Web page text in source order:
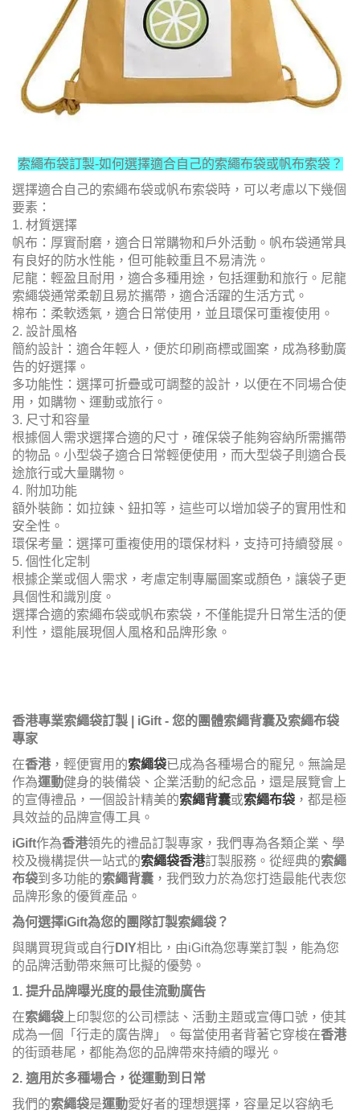
索繩布袋訂製-如何選擇適合自己的索繩布袋或帆布索袋？
選擇適合自己的索繩布袋或帆布索袋時，可以考慮以下幾個
要素：
1. 材質選擇
帆布：厚實耐磨，適合日常購物和戶外活動。帆布袋通常具
有良好的防水性能，但可能較重且不易清洗。
尼龍：輕盈且耐用，適合多種用途，包括運動和旅行。尼龍
索繩袋通常柔韌且易於攜帶，適合活躍的生活方式。
棉布：柔軟透氣，適合日常使用，並且環保可重複使用。
2. 設計風格
簡約設計：適合年輕人，便於印刷商標或圖案，成為移動廣
告的好選擇。
多功能性：選擇可折疊或可調整的設計，以便在不同場合使
用，如購物、運動或旅行。
3. 尺寸和容量
根據個人需求選擇合適的尺寸，確保袋子能夠容納所需攜帶
的物品。小型袋子適合日常輕便使用，而大型袋子則適合長
途旅行或大量購物。
4. 附加功能
額外裝飾：如拉鍊、鈕扣等，這些可以增加袋子的實用性和
安全性。
環保考量：選擇可重複使用的環保材料，支持可持續發展。
5. 個性化定制
根據企業或個人需求，考慮定制專屬圖案或顏色，讓袋子更
具個性和識別度。
選擇合適的索繩布袋或帆布索袋，不僅能提升日常生活的便
利性，還能展現個人風格和品牌形象。
香港專業索繩袋訂製 | iGift - 您的團體索繩背囊及索繩布袋
專家
在香港，輕便實用的索繩袋已成為各種場合的寵兒。無論是
作為運動健身的裝備袋、企業活動的紀念品，還是展覽會上
的宣傳禮品，一個設計精美的索繩背囊或索繩布袋 ，都是極
具效益的品牌宣傳工具。
iGift作為香港領先的禮品訂製專家，我們專為各類企業、學
校及機構提供一站式的索繩袋香港訂製服務。從經典的索繩
布袋到多功能的索繩背囊 ，我們致力於為您打造最能代表您
品牌形象的優質產品。
為何選擇iGift為您的團隊訂製索繩袋？
與購買現貨或自行DIY相比，由iGift為您專業訂製，能為您
的品牌活動帶來無可比擬的優勢。
1. 提升品牌曝光度的最佳流動廣告
在索繩袋 上印製您的公司標誌、活動主題或宣傳口號，使其
成為一個「行走的廣告牌」。每當使用者背著它穿梭在香港
的街頭巷尾，都能為您的品牌帶來持續的曝光。
2. 適用於多種場合，從運動到日常
我們的索繩袋是運動愛好者的理想選擇，容量足以容納毛